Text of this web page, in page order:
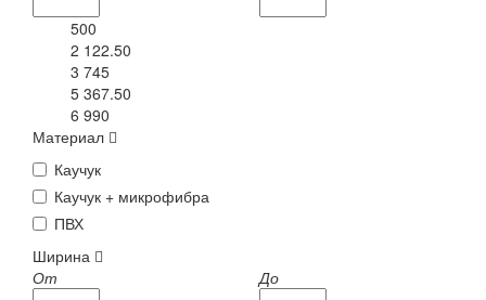
500
2 122.50
3 745
5 367.50
6 990
Материал
Каучук
Каучук + микрофибра
ПВХ
Ширина
От
До